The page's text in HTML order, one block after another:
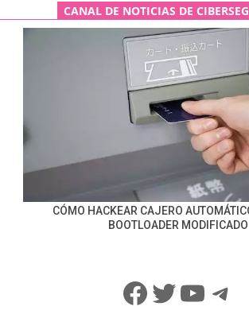
CANAL DE NOTICIAS DE
CÓMO HACKEAR CAJERO
BOOTLOADER MODIFICADO
Facebook
Twitter